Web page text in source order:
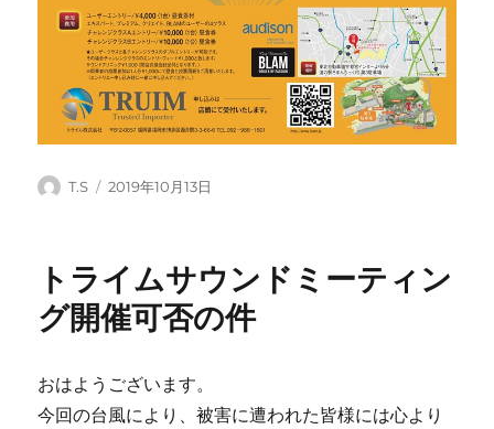
投
T.S
投
2019年10月13日
トライムサウンドミーティン
グ開催可否の件
おはようございます。
今回の台風により、被害に遭われた皆様には心より